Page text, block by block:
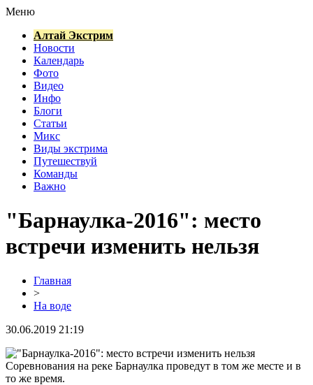
Меню
Алтай Экстрим
Новости
Календарь
Фото
Видео
Инфо
Блоги
Статьи
Микс
Виды экстрима
Путешествуй
Команды
Важно
"Барнаулка-2016": место
встречи изменить нельзя
Главная
>
На воде
30.06.2019 21:19
Соревнования на реке Барнаулка проведут в том же месте и в
то же время.